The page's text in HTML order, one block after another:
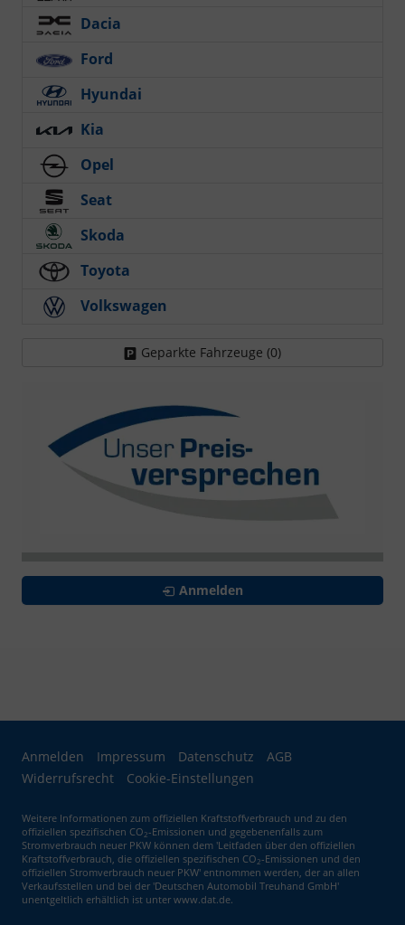
Dacia
Ford
Hyundai
Kia
Opel
Seat
Skoda
Toyota
Volkswagen
Geparkte Fahrzeuge (0)
Anmelden
Anmelden Impressum Datenschutz
AGB
Widerrufsrecht
Cookie-Einstellungen
Weitere Informationen zum offiziellen Kraftstoffverbrauch und zu den
offiziellen spezifischen CO 2-Emissionen und gegebenenfalls zum
Stromverbrauch neuer PKW können dem 'Leitfaden über den offiziellen
Kraftstoffverbrauch, die offiziellen spezifischen CO 2-Emissionen und den
offiziellen Stromverbrauch neuer PKW' entnommen werden, der an allen
Verkaufsstellen und bei der 'Deutschen Automobil Treuhand GmbH'
unentgeltlich erhältlich ist unter www.dat.de.